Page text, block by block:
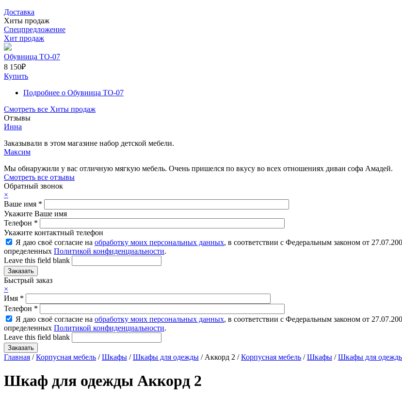
Доставка
Хиты продаж
Спецпредложение
Хит продаж
Обувница ТО-07
8 150₽
Купить
Подробнее о Обувница ТО-07
Смотреть все Хиты продаж
Отзывы
Инна
Заказывали в этом магазине набор детской мебели.
Максим
Мы обнаружили у вас отличную мягкую мебель. Очень пришелся по вкусу во всех отношениях диван софа Амадей.
Смотреть все отзывы
Обратный звонок
×
Ваше имя *
Укажите Ваше имя
Телефон *
Укажите контактный телефон
Я даю своё согласие на обработку моих персональных данных, в соответствии с Федеральным законом от
определенных Политикой конфиденциальности.
Leave this field blank
Быстрый заказ
×
Имя *
Телефон *
Я даю своё согласие на обработку моих персональных данных, в соответствии с Федеральным законом от
определенных Политикой конфиденциальности.
Leave this field blank
Главная /Корпусная мебель /Шкафы /Шкафы для одежды / Аккорд 2 /Корпусная мебель /Шкафы /Шкафы для
Шкаф для одежды Аккорд 2